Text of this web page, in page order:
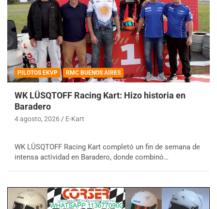
PILOTOS EKVP RMC BUENOS AIRES
WK LÜSQTOFF Racing Kart: Hizo historia en
Baradero
4 agosto, 2026 E-Kart
WK LÜSQTOFF Racing Kart completó un fin de semana de
intensa actividad en Baradero, donde combinó…